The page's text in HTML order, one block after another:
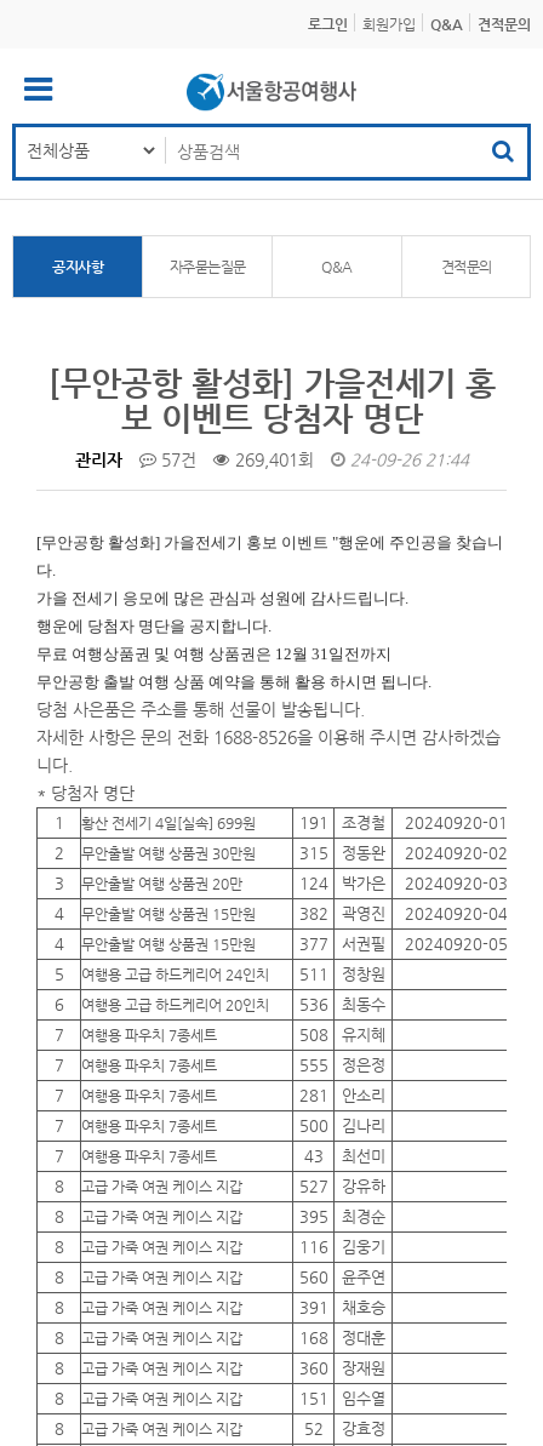
로그인 회원가입 Q&A 견적문의
공지사항 자주묻는질문 Q&A 견적문의
[무안공항 활성화] 가을전세기 홍
보 이벤트 당첨자 명단
관리자 57건 269,401회 24-09-26 21:44
[무안공항 활성화] 가을전세기 홍보 이벤트 "행운에 주인공을 찾습니
다.
가을 전세기 응모에 많은 관심과 성원에 감사드립니다.
행운에 당첨자 명단을 공지합니다.
무료 여행상품권 및 여행 상품권은 12월 31일전까지
무안공항 출발 여행 상품 예약을 통해 활용 하시면 됩니다.
당첨 사은품은 주소를 통해 선물이 발송됩니다.
자세한 사항은 문의 전화 1688-8526을 이용해 주시면 감사하겠습
니다.
* 당첨자 명단
1 황산 전세기 4일[실속] 699원 191 조경철 20240920-01
2
무안출발 여행 상품권 30만원 315 정동완 20240920-02
3
무안출발 여행 상품권 20만 124 박가은 20240920-03
4
무안출발 여행 상품권 15만원 382 곽영진 20240920-04
4
무안출발 여행 상품권 15만원 377 서권필 20240920-05
5
여행용 고급 하드케리어 24인치 511 정창원
6
여행용 고급 하드케리어 20인치 536 최동수
7
여행용 파우치 7종세트 508 유지혜
7
여행용 파우치 7종세트 555 정은정
7
여행용 파우치 7종세트 281 안소리
7
여행용 파우치 7종세트 500 김나리
7
여행용 파우치 7종세트 43 최선미
8
고급 가죽 여권 케이스 지갑 527 강유하
8
고급 가죽 여권 케이스 지갑 395 최경순
8
고급 가죽 여권 케이스 지갑 116 김웅기
8
고급 가죽 여권 케이스 지갑 560 윤주연
8
고급 가죽 여권 케이스 지갑 391 채호승
8
고급 가죽 여권 케이스 지갑 168 정대훈
8
고급 가죽 여권 케이스 지갑 360 장재원
8
고급 가죽 여권 케이스 지갑 151 임수열
8
고급 가죽 여권 케이스 지갑 52 강효정